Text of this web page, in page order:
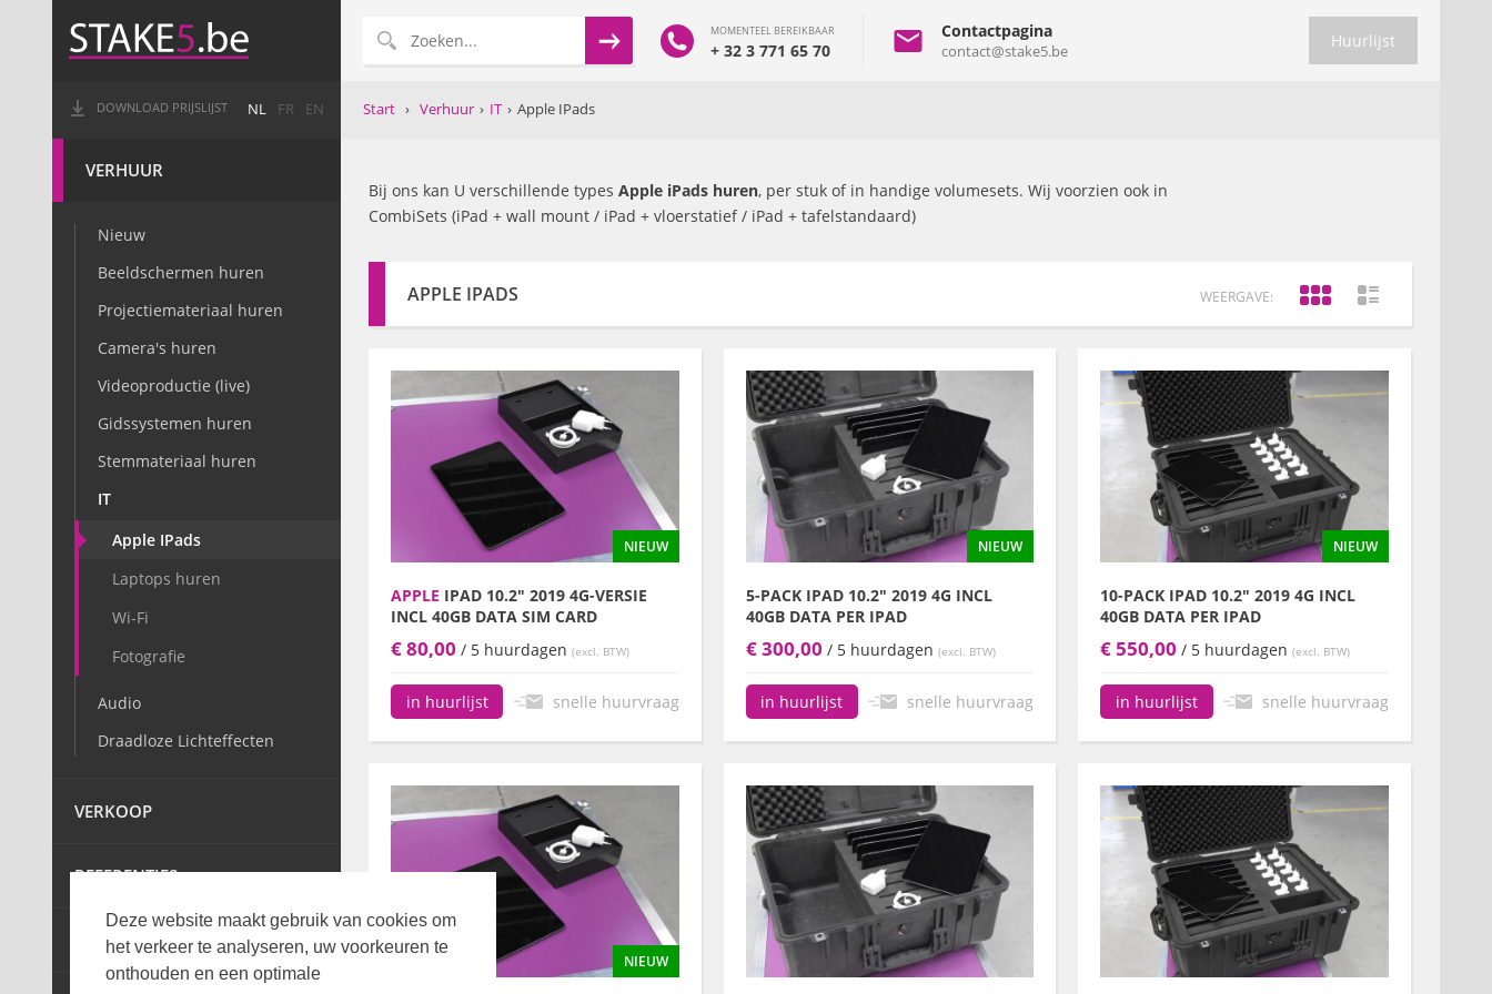
Deze website maakt gebruik van cookies om
het verkeer te analyseren, uw voorkeuren te
onthouden en een optimale
DOWNLOAD PRIJSLIJST NL FR EN
VERHUUR
Nieuw
Beeldschermen huren
Projectiemateriaal huren
Camera's huren
Videoproductie (live)
Gidssystemen huren
Stemmateriaal huren
IT
Apple IPads
Laptops huren
Wi-Fi
Fotografie
Audio
Draadloze Lichteffecten
VERKOOP
REFERENTIES
OVER ONS
MOMENTEEL BEREIKBAAR
+ 32 3 771 65 70
Contactpagina
contact@stake5.be Huurlijst
Start › Verhuur › IT › Apple IPads
Bij ons kan U verschillende types Apple iPads huren, per stuk of in handige volumesets. Wij voorzien ook in
CombiSets (iPad + wall mount / iPad + vloerstatief / iPad + tafelstandaard)
APPLE IPADS WEERGAVE:
NIEUW
APPLE IPAD 10.2" 2019 4G-VERSIE
INCL 40GB DATA SIM CARD
€ 80,00 / 5 huurdagen (excl. BTW)
in huurlijst snelle huurvraag
NIEUW
5-PACK IPAD 10.2" 2019 4G INCL
40GB DATA PER IPAD
€ 300,00 / 5 huurdagen (excl. BTW)
in huurlijst snelle huurvraag
NIEUW
10-PACK IPAD 10.2" 2019 4G INCL
40GB DATA PER IPAD
€ 550,00 / 5 huurdagen(excl. BTW)
in huurlijst snelle huurvraag
NIEUW